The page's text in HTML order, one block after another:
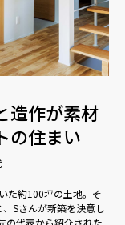
造作が素材
の住まい
た約100坪の土地。そ
Sさんが新築を決意し
の代表から紹介された